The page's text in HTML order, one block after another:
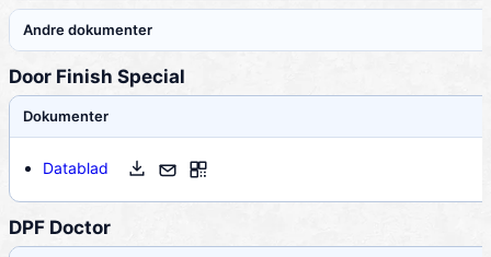
Andre dokumenter
Door Finish Special
Dokumenter
Datablad
DPF Doctor